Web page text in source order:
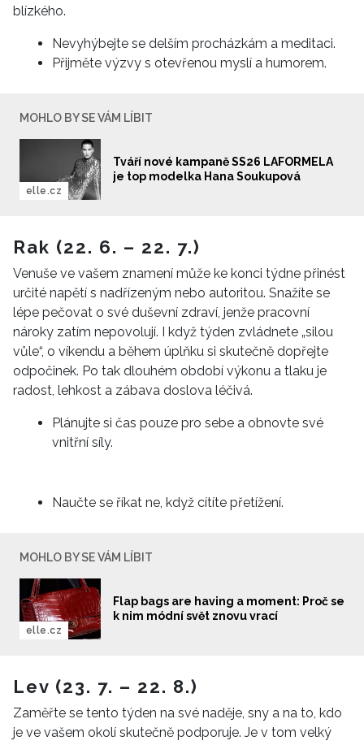
blízkého.
Nevyhýbejte se delším procházkám a meditaci.
Přijměte výzvy s otevřenou myslí a humorem.
MOHLO BY SE VÁM LÍBIT
Tváří nové kampaně SS26 LAFORMELA
je top modelka Hana Soukupová
elle.cz
Rak (22. 6. – 22. 7.)
Venuše ve vašem znamení může ke konci týdne přinést
určité napětí s nadřízeným nebo autoritou. Snažíte se
lépe pečovat o své duševní zdraví, jenže pracovní
nároky zatím nepovolují. I když týden zvládnete „silou
vůle“, o víkendu a během úplňku si skutečně dopřejte
odpočinek. Po tak dlouhém období výkonu a tlaku je
radost, lehkost a zábava doslova léčivá.
Plánujte si čas pouze pro sebe a obnovte své
vnitřní síly.
Naučte se říkat ne, když cítíte přetížení.
MOHLO BY SE VÁM LÍBIT
Flap bags are having a moment: Proč se
k nim módní svět znovu vrací
elle.cz
Lev (23. 7. – 22. 8.)
Zaměřte se tento týden na své naděje, sny a na to, kdo
je ve vašem okolí skutečně podporuje. Je v tom velký